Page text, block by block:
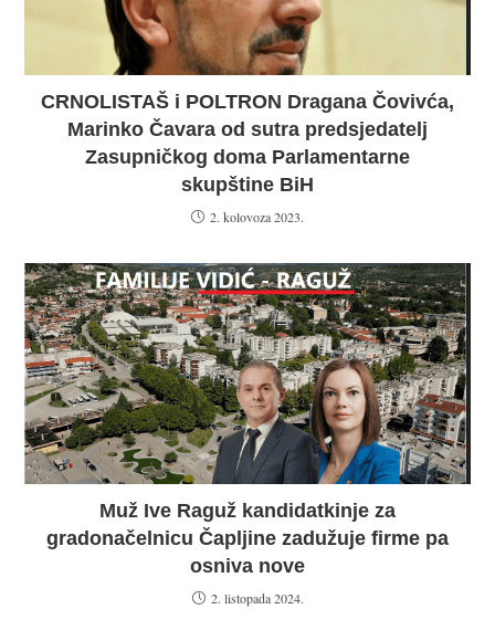
CRNOLISTAŠ i POLTRON Dragana Čovivća,
Marinko Čavara od sutra predsjedatelj
Zasupničkog doma Parlamentarne
skupštine BiH
2. kolovoza 2023.
Muž Ive Raguž kandidatkinje za
gradonačelnicu Čapljine zadužuje firme pa
osniva nove
2. listopada 2024.